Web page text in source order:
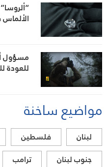
مسؤول
للعودة
مواضيع ساخنة
لبنان فلسطين
جنوب لبنان
ترامب